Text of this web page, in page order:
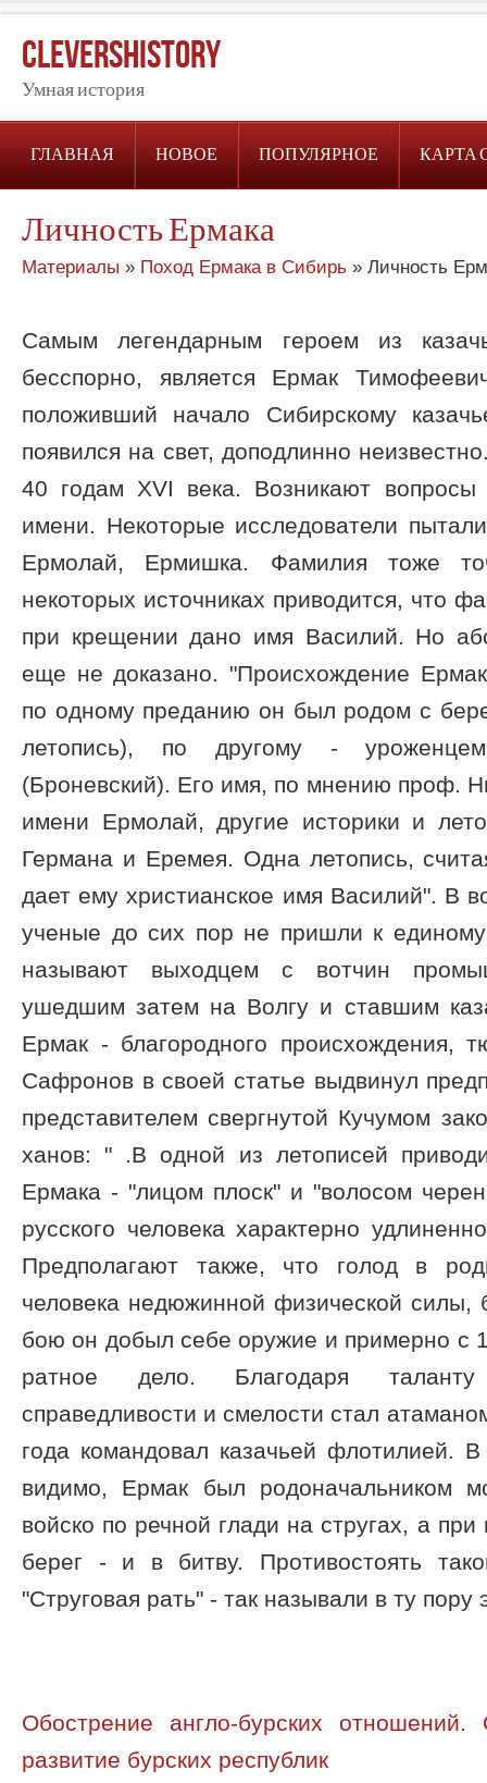
CleversHistory
Умная история
ГЛАВНАЯ НОВОЕ ПОПУЛЯРНОЕ КАРТА
Личность Ермака
Материалы » Поход Ермака в Сибирь » Личность
Самым легендарным героем из
бесспорно, является Ермак
положивший начало Сибирскому
появился на свет, доподлинно
40 годам XVI века. Возникают
имени. Некоторые исследователи
Ермолай, Ермишка. Фамилия тоже
некоторых источниках приводится, что
при крещении дано имя Василий. Но
еще не доказано. "Происхождение
по одному преданию он был родом с
летопись), по другому -
(Броневский). Его имя, по мнению проф.
имени Ермолай, другие историки и
Германа и Еремея. Одна летопись,
дает ему христианское имя Василий". В
ученые до сих пор не пришли к
называют выходцем с вотчин
ушедшим затем на Волгу и ставшим
Ермак - благородного происхождения,
Сафронов в своей статье выдвинул
представителем свергнутой Кучумом
ханов: " .В одной из летописей
Ермака - "лицом плоск" и "волосом
русского человека характерно
Предполагают также, что голод в
человека недюжинной физической силы,
бою он добыл себе оружие и примерно с
ратное дело. Благодаря таланту
справедливости и смелости стал
года командовал казачьей флотилией.
видимо, Ермак был родоначальником
войско по речной глади на стругах, а
берег - и в битву. Противостоять
"Струговая рать" - так называли в ту
Обострение англо-бурских отношений.
развитие бурских республик